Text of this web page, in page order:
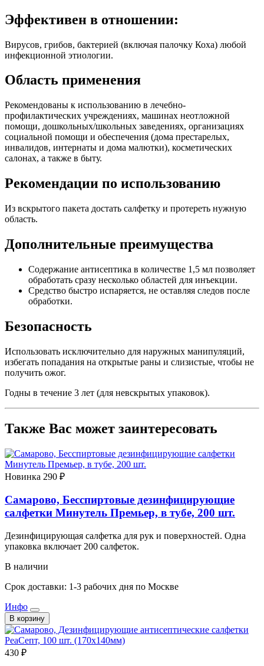
Эффективен в отношении:
Вирусов, грибов, бактерией (включая палочку Коха) любой
инфекционной этиологии.
Область применения
Рекомендованы к использованию в лечебно-
профилактических учреждениях, машинах неотложной
помощи, дошкольных/школьных заведениях, организациях
социальной помощи и обеспечения (дома престарелых,
инвалидов, интернаты и дома малютки), косметических
салонах, а также в быту.
Рекомендации по использованию
Из вскрытого пакета достать салфетку и протереть нужную
область.
Дополнительные преимущества
Содержание антисептика в количестве 1,5 мл позволяет
обработать сразу несколько областей для инъекции.
Средство быстро испаряется, не оставляя следов после
обработки.
Безопасность
Использовать исключительно для наружных манипуляций,
избегать попадания на открытые раны и слизистые, чтобы не
получить ожог.
Годны в течение 3 лет (для невскрытых упаковок).
Также Вас может заинтересовать
Новинка 290 ₽
Самарово, Бесспиртовые дезинфицирующие
салфетки Минутель Премьер, в тубе, 200 шт.
Дезинфицирующая салфетка для рук и поверхностей. Одна
упаковка включает 200 салфеток.
В наличии
Срок доставки: 1-3 рабочих дня по Москве
Инфо
В корзину
430 ₽